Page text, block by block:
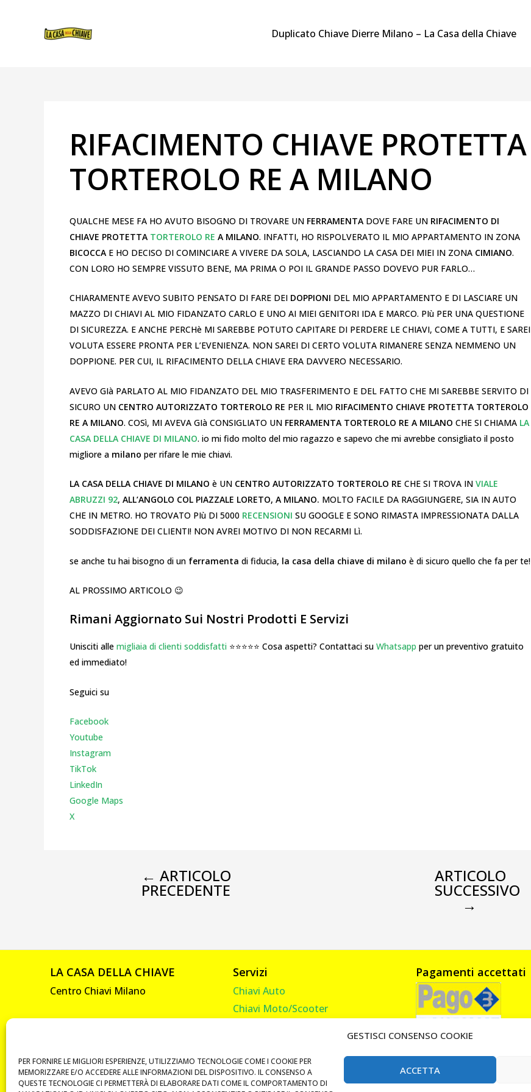
GESTISCI CONSENSO COOKIE
PER FORNIRE LE MIGLIORI ESPERIENZE, UTILIZZIAMO TECNOLOGIE COME I COOKIE PER
MEMORIZZARE E/O ACCEDERE ALLE INFORMAZIONI DEL DISPOSITIVO. IL CONSENSO A
QUESTE TECNOLOGIE CI PERMETTERÀ DI ELABORARE DATI COME IL COMPORTAMENTO DI
ACCETTA
CONTENUTO
Duplicato Chiave Dierre Milano – La Casa della Chiave
RIFACIMENTO CHIAVE PROTETTA
TORTEROLO RE A MILANO
QUALCHE MESE FA HO AVUTO BISOGNO DI TROVARE UN FERRAMENTA DOVE FARE UN RIFACIMENTO DI
CHIAVE PROTETTA TORTEROLO RE A MILANO. INFATTI, HO RISPOLVERATO IL MIO APPARTAMENTO IN ZONA
BICOCCA E HO DECISO DI COMINCIARE A VIVERE DA SOLA, LASCIANDO LA CASA DEI MIEI IN ZONA CIMIANO.
CON LORO HO SEMPRE VISSUTO BENE, MA PRIMA O POI IL GRANDE PASSO DOVEVO PUR FARLO…
CHIARAMENTE AVEVO SUBITO PENSATO DI FARE DEI DOPPIONI DEL MIO APPARTAMENTO E DI LASCIARE UN
MAZZO DI CHIAVI AL MIO FIDANZATO CARLO E UNO AI MIEI GENITORI IDA E MARCO. PIù PER UNA QUESTIONE
DI SICUREZZA. E ANCHE PERCHè MI SAREBBE POTUTO CAPITARE DI PERDERE LE CHIAVI, COME A TUTTI, E SAREI
VOLUTA ESSERE PRONTA PER L’EVENIENZA. NON SAREI DI CERTO VOLUTA RIMANERE SENZA NEMMENO UN
DOPPIONE. PER CUI, IL RIFACIMENTO DELLA CHIAVE ERA DAVVERO NECESSARIO.
AVEVO GIà PARLATO AL MIO FIDANZATO DEL MIO TRASFERIMENTO E DEL FATTO CHE MI SAREBBE SERVITO DI
SICURO UN CENTRO AUTORIZZATO TORTEROLO RE PER IL MIO RIFACIMENTO CHIAVE PROTETTA TORTEROLO
RE A MILANO. COSì, MI AVEVA GIà CONSIGLIATO UN FERRAMENTA TORTEROLO RE A MILANO CHE SI CHIAMA LA
CASA DELLA CHIAVE DI MILANO. io mi fido molto del mio ragazzo e sapevo che mi avrebbe consigliato il posto
migliore a milano per rifare le mie chiavi.
LA CASA DELLA CHIAVE DI MILANO è UN CENTRO AUTORIZZATO TORTEROLO RE CHE SI TROVA IN VIALE
ABRUZZI 92, ALL’ANGOLO COL PIAZZALE LORETO, A MILANO. MOLTO FACILE DA RAGGIUNGERE, SIA IN AUTO
CHE IN METRO. HO TROVATO PIù DI 5000 RECENSIONI SU GOOGLE E SONO RIMASTA IMPRESSIONATA DALLA
SODDISFAZIONE DEI CLIENTI! NON AVREI MOTIVO DI NON RECARMI Lì.
se anche tu hai bisogno di un ferramenta di fiducia, la casa della chiave di milano è di sicuro quello che fa per te!
AL PROSSIMO ARTICOLO 😉
Rimani Aggiornato Sui Nostri Prodotti E Servizi
Unisciti alle migliaia di clienti soddisfatti ⭐⭐⭐⭐⭐ Cosa aspetti? Contattaci su Whatsapp per un preventivo gratuito
ed immediato!
Seguici su
Facebook
Youtube
Instagram
TikTok
LinkedIn
Google Maps
X
← ARTICOLO
PRECEDENTE
ARTICOLO
SUCCESSIVO
→
LA CASA DELLA CHIAVE
Centro Chiavi Milano
P. IVA 10585330961
Servizi
Chiavi Auto
Chiavi Moto/Scooter
Telecomandi Cancello
Vendita Lucchetti e Catene
Pagamenti accettati